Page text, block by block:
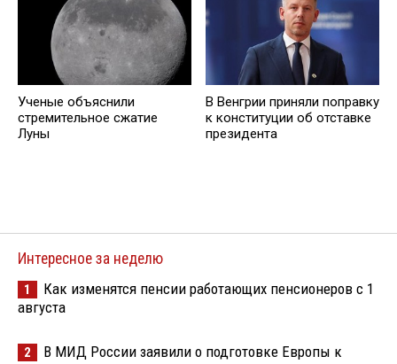
Ученые объяснили
стремительное сжатие
Луны
В Венгрии приняли поправку
к конституции об отставке
президента
Интересное за неделю
1
Как изменятся пенсии работающих пенсионеров с 1
августа
2
В МИД России заявили о подготовке Европы к